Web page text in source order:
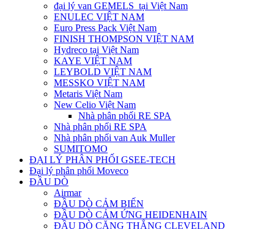
đại lý van GEMELS tại Việt Nam
ENULEC VIỆT NAM
Euro Press Pack Việt Nam
FINISH THOMPSON VIỆT NAM
Hydreco tại Việt Nam
KAYE VIỆT NAM
LEYBOLD VIỆT NAM
MESSKO VIỆT NAM
Metaris Việt Nam
New Celio Việt Nam
Nhà phân phối RE SPA
Nhà phân phối RE SPA
Nhà phân phối van Auk Muller
SUMITOMO
ĐẠI LÝ PHÂN PHỐI GSEE-TECH
Đại lý phân phối Moveco
ĐẦU DÒ
Airmar
ĐẦU DÒ CẢM BIẾN
ĐẦU DÒ CẢM ỨNG HEIDENHAIN
ĐẦU DÒ CĂNG THẲNG CLEVELAND